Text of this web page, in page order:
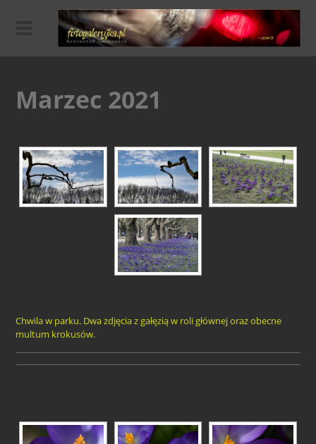
Marzec 2021
Chwila w parku. Dwa zdjęcia z gałęzią w roli głównej oraz obecne
multum krokusów.